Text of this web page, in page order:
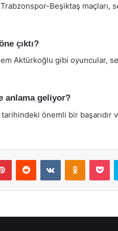
Beşiktaş maçları,
çıktı?
Aktürkoğlu gibi oyuncular,
anlama geliyor?
önemli bir başarıdır
PinterestReddit VKontakte